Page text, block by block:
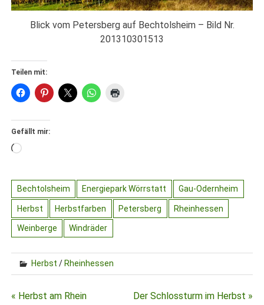
Blick vom Petersberg auf Bechtolsheim – Bild Nr.
201310301513
Teilen mit:
Gefällt mir:
Wird
Bechtolsheim Energiepark Wörrstatt Gau-Odernheim
Herbst Herbstfarben Petersberg Rheinhessen
Weinberge Windräder
Herbst / Rheinhessen
Beitragsnavigation
« Herbst am Rhein Der Schlossturm im Herbst »